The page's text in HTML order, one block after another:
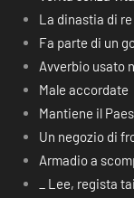
La dinastia di
Fa parte di un
Avverbio usato
Male accordate
Mantiene il
Un negozio di
Armadio a
_ Lee, regista